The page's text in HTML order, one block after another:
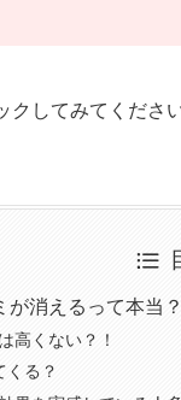
してみてください
が消えるって本当
高くない？！
くる？